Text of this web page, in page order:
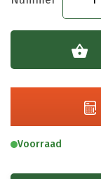
div
pro
Menge
Voorraad